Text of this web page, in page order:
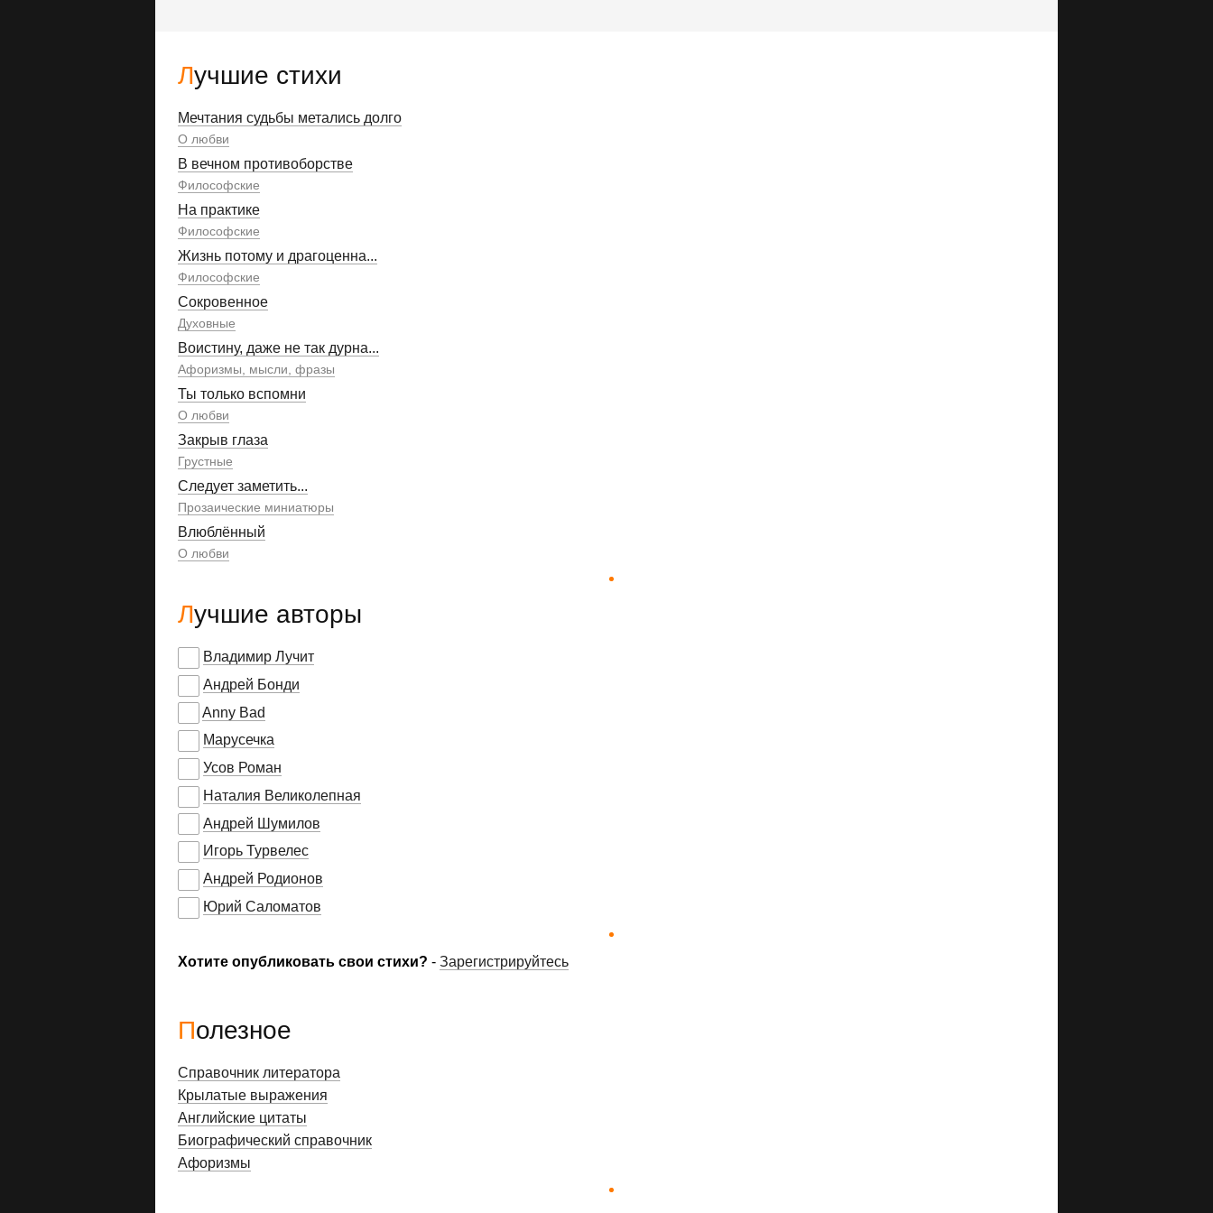
Лучшие стихи
Мечтания судьбы метались долго
О любви
В вечном противоборстве
Философские
На практике
Философские
Жизнь потому и драгоценна...
Философские
Сокровенное
Духовные
Воистину, даже не так дурна...
Афоризмы, мысли, фразы
Ты только вспомни
О любви
Закрыв глаза
Грустные
Следует заметить...
Прозаические миниатюры
Влюблённый
О любви
Лучшие авторы
Владимир Лучит
Андрей Бонди
Anny Bad
Марусечка
Усов Роман
Наталия Великолепная
Андрей Шумилов
Игорь Турвелес
Андрей Родионов
Юрий Саломатов
Хотите опубликовать свои стихи? - Зарегистрируйтесь
Полезное
Справочник литератора
Крылатые выражения
Английские цитаты
Биографический справочник
Афоризмы